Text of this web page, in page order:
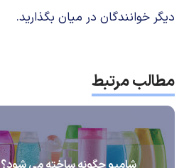
دیگر خوانندگان در میان بگذارید.
مطالب مرتبط